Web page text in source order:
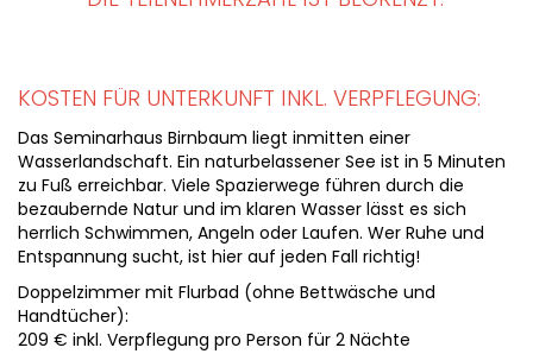
KOSTEN FÜR UNTERKUNFT INKL. VERPFLEGUNG:
Das Seminarhaus Birnbaum liegt inmitten einer
Wasserlandschaft. Ein naturbelassener See ist in 5 Minuten
zu Fuß erreichbar. Viele Spazierwege führen durch die
bezaubernde Natur und im klaren Wasser lässt es sich
herrlich Schwimmen, Angeln oder Laufen. Wer Ruhe und
Entspannung sucht, ist hier auf jeden Fall richtig!
Doppelzimmer mit Flurbad (ohne Bettwäsche und
Handtücher):
209 € inkl. Verpflegung pro Person für 2 Nächte